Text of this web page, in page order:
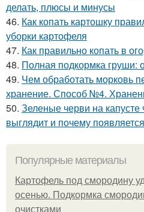
делать, плюсы и минусы
46. Как копать картошку
уборки картофеля
47. Как правильно копать в
48. Полная подкормка груши:
49. Чем обработать морковь
хранение. Способ №4.
50. Зеленые черви на капусте
выглядит и почему
Популярные материалы
Картофель под смородину
осенью. Подкормка
очистками